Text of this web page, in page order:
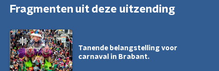
Fragmenten uit deze uitzending
Tanende belangstelling voor
carnaval in Brabant.